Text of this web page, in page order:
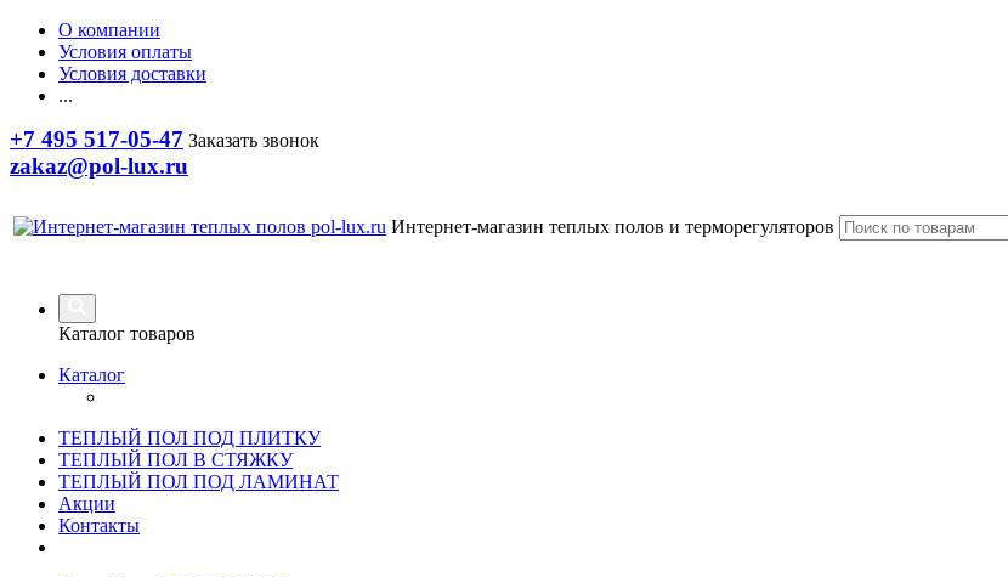
О компании
Условия оплаты
Условия доставки
...
+7 495 517-05-47 Заказать звонок
zakaz@pol-lux.ru
Интернет-магазин теплых полов и терморегуляторов
Каталог товаров
Каталог
ТЕПЛЫЙ ПОЛ ПОД ПЛИТКУ
ТЕПЛЫЙ ПОЛ В СТЯЖКУ
ТЕПЛЫЙ ПОЛ ПОД ЛАМИНАТ
Акции
Контакты